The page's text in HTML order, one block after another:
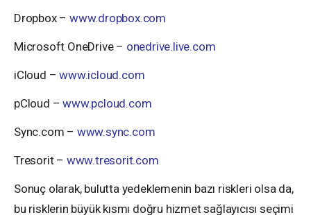
Dropbox – www.dropbox.com
Microsoft OneDrive – onedrive.live.com
iCloud –www.icloud.com
pCloud –www.pcloud.com
Sync.com – www.sync.com
Tresorit – www.tresorit.com
Sonuç olarak, bulutta yedeklemenin bazı riskleri olsa da,
bu risklerin büyük kısmı doğru hizmet sağlayıcısı seçimi